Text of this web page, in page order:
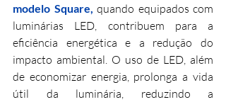
modelo Square, quando equipados com
luminárias LED, contribuem para a
eficiência energética e a redução do
impacto ambiental. O uso de LED, além
de economizar energia, prolonga a vida
útil da luminária, reduzindo a